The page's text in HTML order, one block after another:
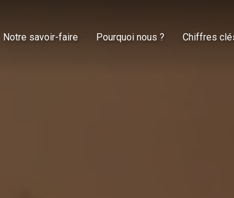
Notre savoir-faire Pourquoi nous ? Chiffres